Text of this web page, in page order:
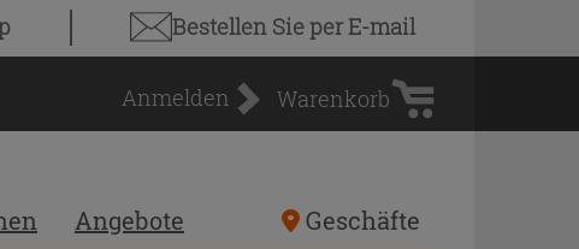
Bestellen Sieper E-mail
Anmelden
Warenkorb
Warenkorb
Angebote Geschäfte